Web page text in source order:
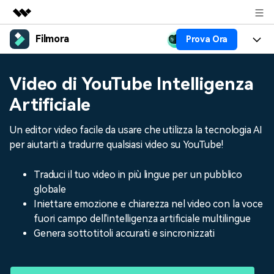
Prodotti in evidenza
Utilità
Panoramica
Soluzione
Chi siamo
Sala stampa
Supporto
Filmora Prova Ora
Piattaforme
Risorse
AI
Video/Immagine
Testo
Soluzioni
Creare
Tip per Editing
Tip per Live-Streaming
Diversi Editor Video
Centro Aiuto
raggiungono il successo
NEGOZIO Accedi
Video di YouTube Intelligenza
Artificiale
Un editor video facile da usare che utilizza la tecnologia AI
per aiutarti a tradurre qualsiasi video su YouTube!
Traduci il tuo video in più lingue per un pubblico
globale
Iniettare emozione e chiarezza nel video con la voce
fuori campo dell'intelligenza artificiale multilingue
Genera sottotitoli accurati e sincronizzati